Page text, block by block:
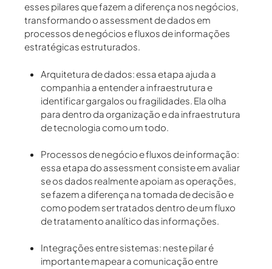
esses pilares que fazem a diferença nos negócios,
transformando o assessment de dados em
processos de negócios e fluxos de informações
estratégicas estruturados.
Arquitetura de dados: essa etapa ajuda a
companhia a entender a infraestrutura e
identificar gargalos ou fragilidades. Ela olha
para dentro da organização e da infraestrutura
de tecnologia como um todo.
Processos de negócio e fluxos de informação:
essa etapa do assessment consiste em avaliar
se os dados realmente apoiam as operações,
se fazem a diferença na tomada de decisão e
como podem ser tratados dentro de um fluxo
de tratamento analítico das informações.
Integrações entre sistemas: neste pilar é
importante mapear a comunicação entre